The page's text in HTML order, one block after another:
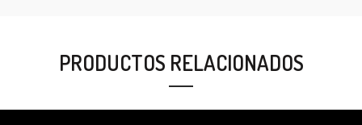
PRODUCTOS RELACIONADOS